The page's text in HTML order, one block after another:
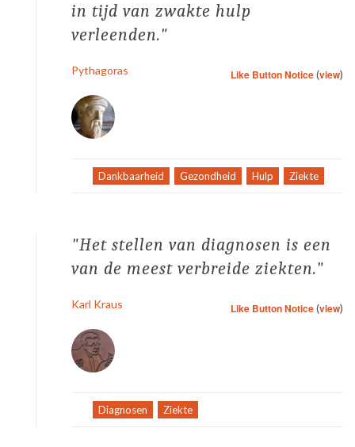
in tijd van zwakte hulp
verleenden.
Like Button Notice(view)
Pythagoras
Dankbaarheid Gezondheid Hulp Ziekte
Het stellen van diagnosen is een
van de meest verbreide ziekten.
Like Button Notice(view)
Karl Kraus
Diagnosen Ziekte